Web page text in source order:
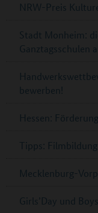
NRW-Preis
Stadt Monheim:
Ganztagsschulen
bewerben!
Hessen:
Tipps:
Mecklenburg-
Girls’Day und